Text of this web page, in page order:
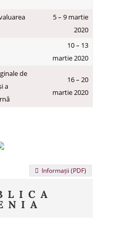
5 – 9 martie
2020
10 – 13
martie 2020
de
a
16 – 20
martie 2020
Informații (PDF)